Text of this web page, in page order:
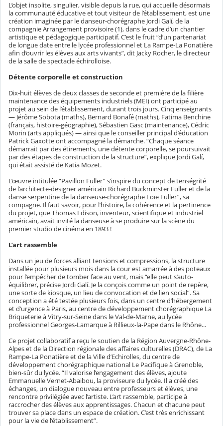
L’objet insolite, singulier, visible depuis la rue, qui accueille désormais
la communauté éducative et tout visiteur de l’établissement, est une
création imaginée par le danseur-chorégraphe Jordi Galí, de la
compagnie Arrangement provisoire (1), dans le cadre d’un chantier
artistique et pédagogique participatif. C’est le fruit “d’un partenariat
de longue date entre le lycée professionnel et La Rampe-La Ponatière
afin d’ouvrir les élèves aux arts vivants”, dit Jacky Rocher, le directeur
de la salle de spectacle échirolloise.
Détente corporelle et construction
Dix-huit élèves de deux classes de seconde et première de la filière
maintenance des équipements industriels (MEI) ont participé au
projet au sein de l’établissement, durant trois jours. Cinq enseignants
— Jérôme Sobota (maths), Bernard Bonafé (maths), Fatima Benchine
(français, histoire-géographie), Sébastien Gasc (maintenance), Cédric
Morin (arts appliqués) — ainsi que le conseiller principal d’éducation
Patrick Gaxotte ont accompagné la démarche. “Chaque séance
démarrait par des étirements, une détente corporelle, se poursuivait
par des étapes de construction de la structure”, explique Jordi Galí,
qui était assisté de Katia Mozet.
L’œuvre intitulée “Pavillon Fuller” s’inspire du concept de tenségrité
de l’architecte-designer américain Richard Buckminster Fuller et de la
danse serpentine de la danseuse-chorégraphe Loïe Fuller”, sa
compagne. Il faut savoir, pour l’histoire, la cohérence et la pertinence
du projet, que Thomas Edison, inventeur, scientifique et industriel
américain, avait invité la danseuse à se produire sur la scène du
premier studio de cinéma en 1893 !
L’art rassemble
Dans un jeu de forces alliant tensions et compressions, la structure
installée pour plusieurs mois dans la cour est amarrée à des poteaux
pour l’empêcher de tomber face au vent, mais “elle peut s’auto-
équilibrer, précise Jordi Galí. Je la conçois comme un point de repère,
une sorte de kiosque, un lieu de convocation et de lien social”. Sa
conception a été testée plusieurs fois, dans un centre d’hébergement
et d’urgence à Paris, au centre de développement chorégraphique La
Briqueterie à Vitry-sur-Seine dans le Val-de-Marne, au lycée
professionnel Georges-Lamarque à Rillieux-la-Pape dans le Rhône...
Ce projet collaboratif a reçu le soutien de la Région Auvergne-Rhône-
Alpes et de la Direction régionale des affaires culturelles (DRAC), de La
Rampe-La Ponatière et de la Ville d’Echirolles, du centre de
développement chorégraphique national Le Pacifique à Grenoble,
bien-sûr du lycée. “Il valorise l’engagement des élèves, ajoute
Emmanuelle Vernet-Abaibou, la proviseure du lycée. Il a créé des
échanges, un dialogue nouveau entre professeurs et élèves, une
rencontre privilégiée avec l’artiste. L’art rassemble, participe à
raccrocher des élèves aux apprentissages. Chacun et chacune peut
trouver sa place dans un espace de création. C’est très enrichissant
pour la vie de l’établissement”.